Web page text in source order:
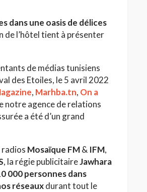
dans une oasis de délices
de l’hôtel tient à présenter
de médias tunisiens
des Etoiles, le 5 avril 2022
, Marhba.tn, On a
notre agence de relations
a été d’un grand
radios Mosaïque FM& IFM,
, la régie publicitaireJawhara
000 personnes dans
réseauxdurant tout le
& Gabbana à Taormina :
la Sicile devient
Jihène Ben Hassine